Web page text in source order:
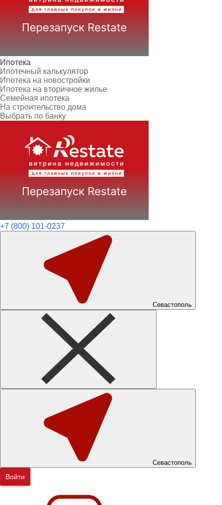
Ипотека
Ипотечный калькулятор
Ипотека на новостройки
Ипотека на вторичное жилье
Семейная ипотека
На строительство дома
Выбрать по банку
+7 (800) 101-0237
Севастополь
Севастополь
Войти